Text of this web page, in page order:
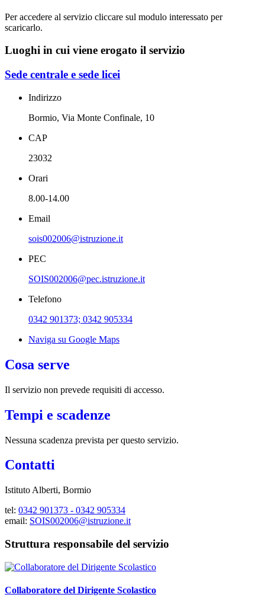
Per accedere al servizio cliccare sul modulo interessato per
scaricarlo.
Luoghi in cui viene erogato il servizio
Sede centrale e sede licei
Indirizzo
Bormio, Via Monte Confinale, 10
CAP
23032
Orari
8.00-14.00
Email
sois002006@istruzione.it
PEC
SOIS002006@pec.istruzione.it
Telefono
0342 901373; 0342 905334
Naviga su Google Maps
Cosa serve
Il servizio non prevede requisiti di accesso.
Tempi e scadenze
Nessuna scadenza prevista per questo servizio.
Contatti
Istituto Alberti, Bormio
tel: 0342 901373 - 0342 905334
email: SOIS002006@istruzione.it
Struttura responsabile del servizio
Collaboratore del Dirigente Scolastico